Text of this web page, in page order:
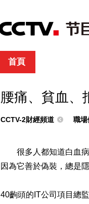
首頁
腰痛、貧血、
CCTV-2財經頻道 職場
很多人都知道白血
因為它善於偽裝，總是
40齣頭的IT公司項目總